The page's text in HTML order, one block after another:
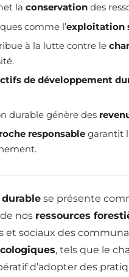
la conservation des
comme l’exploitation
à la lutte contre le
de développement
durable génère des
responsable garantit
se présente
nos ressources
et sociaux des
, tels que le
d’adopter des